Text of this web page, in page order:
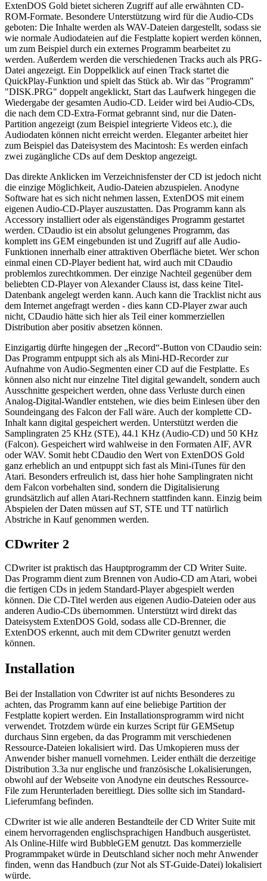
ExtenDOS Gold bietet sicheren Zugriff auf alle erwähnten CD-
ROM-Formate. Besondere Unterstützung wird für die Audio-CDs
geboten: Die Inhalte werden als WAV-Dateien dargestellt, sodass sie
wie normale Audiodateien auf die Festplatte kopiert werden können,
um zum Beispiel durch ein externes Programm bearbeitet zu
werden. Außerdem werden die verschiedenen Tracks auch als PRG-
Datei angezeigt. Ein Doppelklick auf einen Track startet die
QuickPlay-Funktion und spielt das Stück ab. Wir das "Programm"
"DISK.PRG" doppelt angeklickt, Start das Laufwerk hingegen die
Wiedergabe der gesamten Audio-CD. Leider wird bei Audio-CDs,
die nach dem CD-Extra-Format gebrannt sind, nur die Daten-
Partition angezeigt (zum Beispiel integrierte Videos etc.), die
Audiodaten können nicht erreicht werden. Eleganter arbeitet hier
zum Beispiel das Dateisystem des Macintosh: Es werden einfach
zwei zugängliche CDs auf dem Desktop angezeigt.
Das direkte Anklicken im Verzeichnisfenster der CD ist jedoch nicht
die einzige Möglichkeit, Audio-Dateien abzuspielen. Anodyne
Software hat es sich nicht nehmen lassen, ExtenDOS mit einem
eigenen Audio-CD-Player auszustatten. Das Programm kann als
Accessory installiert oder als eigenständiges Programm gestartet
werden. CDaudio ist ein absolut gelungenes Programm, das
komplett ins GEM eingebunden ist und Zugriff auf alle Audio-
Funktionen innerhalb einer attraktiven Oberfläche bietet. Wer schon
einmal einen CD-Player bedient hat, wird auch mit CDaudio
problemlos zurechtkommen. Der einzige Nachteil gegenüber dem
beliebten CD-Player von Alexander Clauss ist, dass keine Titel-
Datenbank angelegt werden kann. Auch kann die Tracklist nicht aus
dem Internet angefragt werden - dies kann CD-Player zwar auch
nicht, CDaudio hätte sich hier als Teil einer kommerziellen
Distribution aber positiv absetzen können.
Einzigartig dürfte hingegen der „Record“-Button von CDaudio sein:
Das Programm entpuppt sich als als Mini-HD-Recorder zur
Aufnahme von Audio-Segmenten einer CD auf die Festplatte. Es
können also nicht nur einzelne Titel digital gewandelt, sondern auch
Ausschnitte gespeichert werden, ohne dass Verluste durch einen
Analog-Digital-Wandler entstehen, wie dies beim Einlesen über den
Soundeingang des Falcon der Fall wäre. Auch der komplette CD-
Inhalt kann digital gespeichert werden. Unterstützt werden die
Samplingraten 25 KHz (STE), 44.1 KHz (Audio-CD) und 50 KHz
(Falcon). Gespeichert wird wahlweise in den Formaten AIF, AVR
oder WAV. Somit hebt CDaudio den Wert von ExtenDOS Gold
ganz erheblich an und entpuppt sich fast als Mini-iTunes für den
Atari. Besonders erfreulich ist, dass hier hohe Samplingraten nicht
dem Falcon vorbehalten sind, sondern die Digitalisierung
grundsätzlich auf allen Atari-Rechnern stattfinden kann. Einzig beim
Abspielen der Daten müssen auf ST, STE und TT natürlich
Abstriche in Kauf genommen werden.
CDwriter 2
CDwriter ist praktisch das Hauptprogramm der CD Writer Suite.
Das Programm dient zum Brennen von Audio-CD am Atari, wobei
die fertigen CDs in jedem Standard-Player abgespielt werden
können. Die CD-Titel werden aus eigenen Audio-Dateien oder aus
anderen Audio-CDs übernommen. Unterstützt wird direkt das
Dateisystem ExtenDOS Gold, sodass alle CD-Brenner, die
ExtenDOS erkennt, auch mit dem CDwriter genutzt werden
können.
Installation
Bei der Installation von Cdwriter ist auf nichts Besonderes zu
achten, das Programm kann auf eine beliebige Partition der
Festplatte kopiert werden. Ein Installationsprogramm wird nicht
verwendet. Trotzdem würde ein kurzes Script für GEMSetup
durchaus Sinn ergeben, da das Programm mit verschiedenen
Ressource-Dateien lokalisiert wird. Das Umkopieren muss der
Anwender bisher manuell vornehmen. Leider enthält die derzeitige
Distribution 3.3a nur englische und französische Lokalisierungen,
obwohl auf der Webseite von Anodyne ein deutsches Ressource-
File zum Herunterladen bereitliegt. Dies sollte sich im Standard-
Lieferumfang befinden.
CDwriter ist wie alle anderen Bestandteile der CD Writer Suite mit
einem hervorragenden englischsprachigen Handbuch ausgerüstet.
Als Online-Hilfe wird BubbleGEM genutzt. Das kommerzielle
Programmpaket würde in Deutschland sicher noch mehr Anwender
finden, wenn das Handbuch (zur Not als ST-Guide-Datei) lokalisiert
würde.